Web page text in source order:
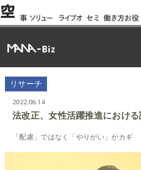
空 事
例
ソリュー
ション
ライブオ
フィス
セミ
ナー
働き方お役
立ち資料
リサーチ
2022.06.14
法改正、女性活躍推進におけ
「配慮」ではなく「やりがい」がカギ